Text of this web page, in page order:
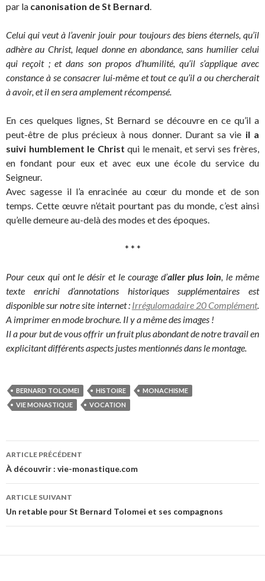
par la canonisation de St Bernard.
Celui qui veut à l’avenir jouir pour toujours des biens éternels, qu’il
adhère au Christ, lequel donne en abondance, sans humilier celui
qui reçoit ; et dans son propos d’humilité, qu’il s’applique avec
constance à se consacrer lui-même et tout ce qu’il a ou chercherait
à avoir, et il en sera amplement récompensé.
En ces quelques lignes, St Bernard se découvre en ce qu’il a
peut-être de plus précieux à nous donner. Durant sa vie il a
suivi humblement le Christ qui le menait, et servi ses frères,
en fondant pour eux et avec eux une école du service du
Seigneur.
Avec sagesse il l’a enracinée au cœur du monde et de son
temps. Cette œuvre n’était pourtant pas du monde, c’est ainsi
qu’elle demeure au-delà des modes et des époques.
* * *
Pour ceux qui ont le désir et le courage d’aller plus loin, le même
texte enrichi d’annotations historiques supplémentaires est
disponible sur notre site internet : Irrégulomadaire 20 Complément.
A imprimer en mode brochure. Il y a même des images !
Il a pour but de vous offrir un fruit plus abondant de notre travail en
explicitant différents aspects justes mentionnés dans le montage.
BERNARD TOLOMEI HISTOIRE
MONACHISME
VIE MONASTIQUE
VOCATION
Navigation
des
articles
ARTICLE PRÉCÉDENT
À découvrir : vie-monastique.com
ARTICLE SUIVANT
Un retable pour St Bernard Tolomei et ses compagnons